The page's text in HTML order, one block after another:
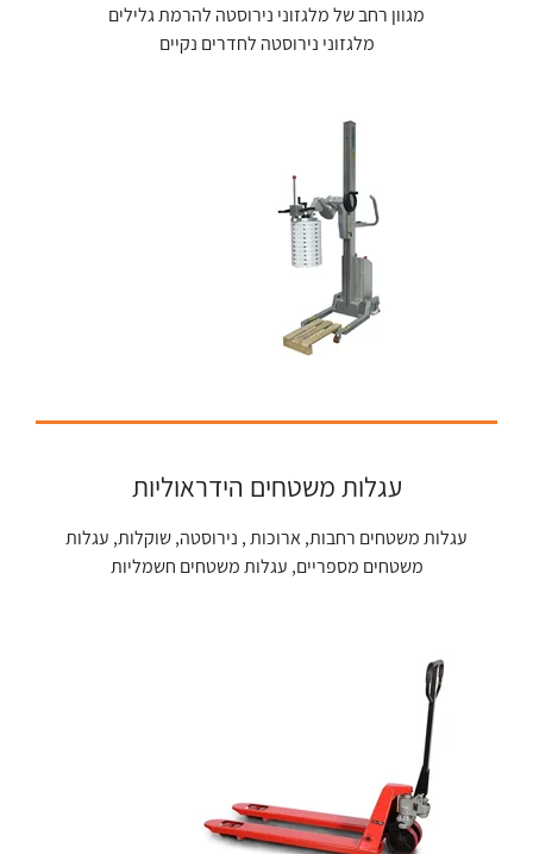
מגוון רחב של מלגזוני נירוסטה להרמת גלילים
מלגזוני נירוסטה לחדרים נקיים
עגלות משטחים הידראוליות
עגלות משטחים רחבות, ארוכות , נירוסטה, שוקלות, עגלות
משטחים מספריים, עגלות משטחים חשמליות